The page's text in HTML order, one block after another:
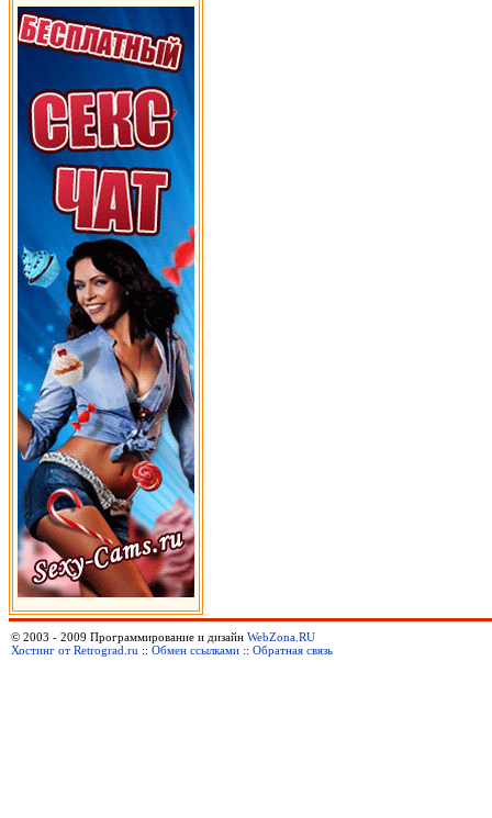
© 2003 - 2009 Программирование и дизайн WebZona.RU
Хостинг от Retrograd.ru :: Обмен ссылками :: Обратная связь